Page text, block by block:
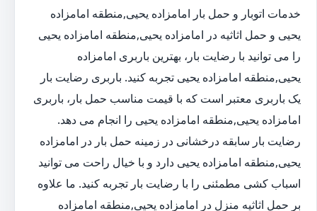
خدمات اتوبار و حمل بار امامزاده یحیی,منطقه امامزاده
یحیی و حمل اثاثیه در امامزاده یحیی,منطقه امامزاده یحیی
را می توانید با رضایت بار، بهترین باربری امامزاده
یحیی,منطقه امامزاده یحیی تجربه کنید. باربری رضایت بار
یک باربری معتبر است که با قیمت مناسب حمل بار، باربری
امامزاده یحیی,منطقه امامزاده یحیی را انجام می دهد.
رضایت بار سابقه درخشانی در زمینه حمل بار در امامزاده
یحیی,منطقه امامزاده یحیی دارد و با خیال راحت می توانید
اسباب کشی مطمئنی را با رضایت بار تجربه کنید. ما علاوه
بر حمل اثاثیه منزل در امامزاده یحیی,منطقه امامزاده